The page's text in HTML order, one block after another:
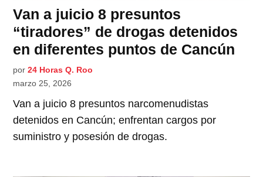
Van a juicio 8 presuntos
“tiradores” de drogas detenidos
en diferentes puntos de Cancún
por 24 Horas Q. Roo
marzo 25, 2026
Van a juicio 8 presuntos narcomenudistas
detenidos en Cancún; enfrentan cargos por
suministro y posesión de drogas.